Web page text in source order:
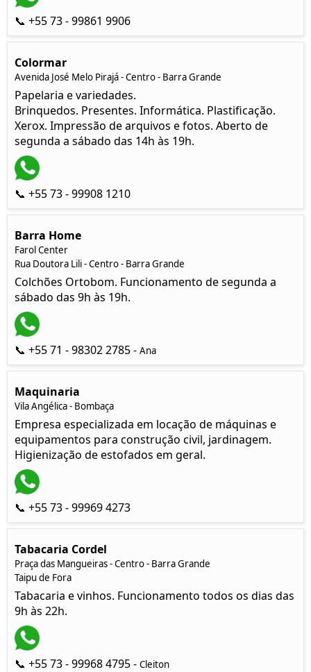
📞 +55 73 - 99861 9906
Colormar
Avenida José Melo Pirajá - Centro - Barra Grande
Papelaria e variedades.
Brinquedos. Presentes. Informática. Plastificação.
Xerox. Impressão de arquivos e fotos. Aberto de
segunda a sábado das 14h às 19h.
📞 +55 73 - 99908 1210
Barra Home
Farol Center
Rua Doutora Lili - Centro - Barra Grande
Colchões Ortobom. Funcionamento de segunda a
sábado das 9h às 19h.
📞 +55 71 - 98302 2785 - Ana
Maquinaria
Vila Angélica - Bombaça
Empresa especializada em locação de máquinas e
equipamentos para construção civil, jardinagem.
Higienização de estofados em geral.
📞 +55 73 - 99969 4273
Tabacaria Cordel
Praça das Mangueiras - Centro - Barra Grande
Taipu de Fora
Tabacaria e vinhos. Funcionamento todos os dias das
9h às 22h.
📞 +55 73 - 99968 4795 - Cleiton